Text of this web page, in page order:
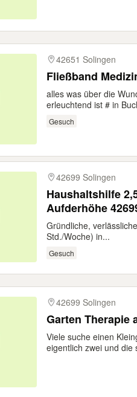
42651 Solingen
Fließband
alles was über die
erleuchtend ist # in
Gesuch
42699 Solingen
Haushaltshilfe 2,5 Std. / Woche in Solingen -
Aufderhöhe
Gründliche,
Std./Woche) in...
Gesuch
42699 Solingen
Garten Therapie
Viele suche einen
eigentlich zwei und die